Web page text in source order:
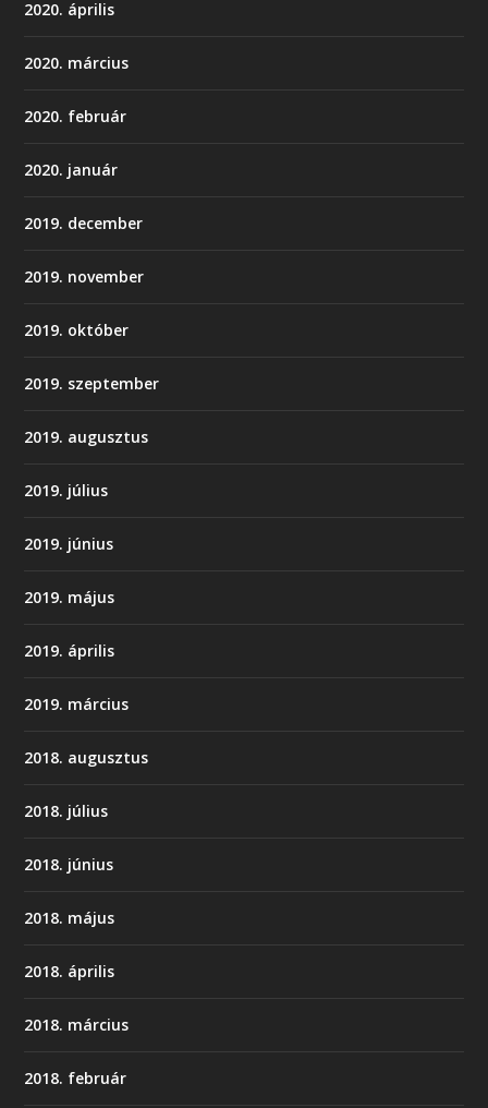
2020. április
2020. március
2020. február
2020. január
2019. december
2019. november
2019. október
2019. szeptember
2019. augusztus
2019. július
2019. június
2019. május
2019. április
2019. március
2018. augusztus
2018. július
2018. június
2018. május
2018. április
2018. március
2018. február